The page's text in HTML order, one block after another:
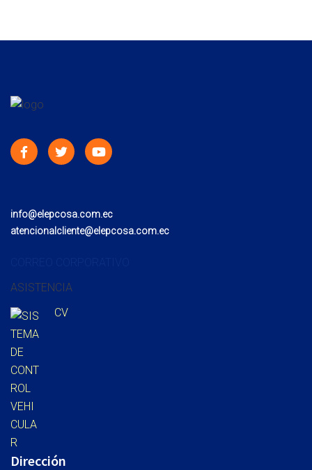
info@elepcosa.com.ec
atencionalcliente@elepcosa.com.ec
ASISTENCIA
CV
Dirección